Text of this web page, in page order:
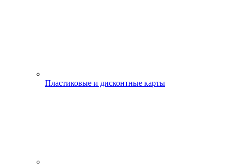
Пластиковые и дисконтные карты